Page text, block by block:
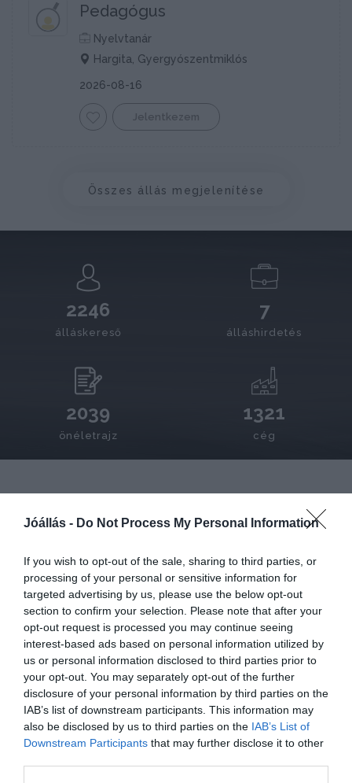
Jóállás - Do Not Process My Personal Information
If you wish to opt-out of the sale, sharing to third parties, or
processing of your personal or sensitive information for
targeted advertising by us, please use the below opt-out
section to confirm your selection. Please note that after your
opt-out request is processed you may continue seeing
interest-based ads based on personal information utilized by
us or personal information disclosed to third parties prior to
your opt-out. You may separately opt-out of the further
disclosure of your personal information by third parties on the
IAB’s list of downstream participants. This information may
also be disclosed by us to third parties on the IAB’s List of
Downstream Participants that may further disclose it to other
Pedagógus
Nyelvtanár
Hargita, Gyergyószentmiklós
2026-08-16
Jelentkezem
Összes állás megjelenítése
2246
álláskereső
7
álláshirdetés
2039
önéletrajz
1321
cég
Több éves már a partneri kapcsolatunk Erdély
legnagyobb magyar médiavállalkozásávál.
Kiváló és eredményes az együttműködésünk.
Azért mondom, hogy partneri és nem csak üzleti
jellegű a viszonyunk, mert közösen már
többször is sikerült gyümölcsöző megoldásokat
találnunk. A toborzási, foglalkoztatási és más
egyéb területeken is eredményeket értünk el